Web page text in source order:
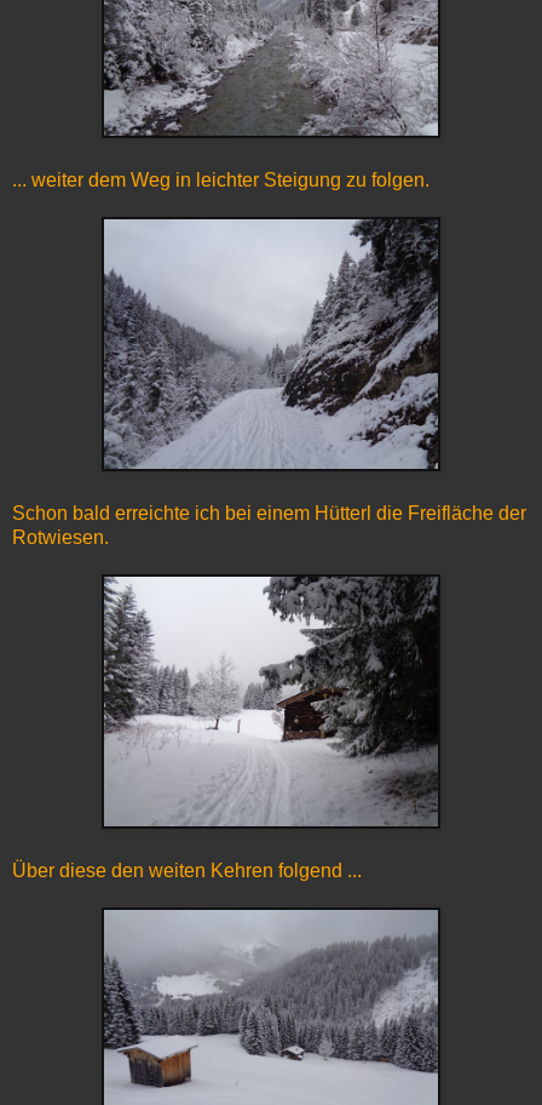
... weiter dem Weg in leichter Steigung zu folgen.
Schon bald erreichte ich bei einem Hütterl die Freifläche der
Rotwiesen.
Über diese den weiten Kehren folgend ...